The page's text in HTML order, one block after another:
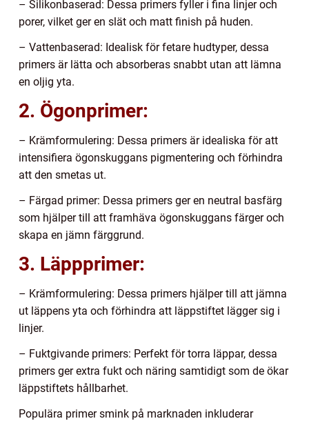
– Silikonbaserad: Dessa primers fyller i fina linjer och
porer, vilket ger en slät och matt finish på huden.
– Vattenbaserad: Idealisk för fetare hudtyper, dessa
primers är lätta och absorberas snabbt utan att lämna
en oljig yta.
2. Ögonprimer:
– Krämformulering: Dessa primers är idealiska för att
intensifiera ögonskuggans pigmentering och förhindra
att den smetas ut.
– Färgad primer: Dessa primers ger en neutral basfärg
som hjälper till att framhäva ögonskuggans färger och
skapa en jämn färggrund.
3. Läppprimer:
– Krämformulering: Dessa primers hjälper till att jämna
ut läppens yta och förhindra att läppstiftet lägger sig i
linjer.
– Fuktgivande primers: Perfekt för torra läppar, dessa
primers ger extra fukt och näring samtidigt som de ökar
läppstiftets hållbarhet.
Populära primer smink på marknaden inkluderar